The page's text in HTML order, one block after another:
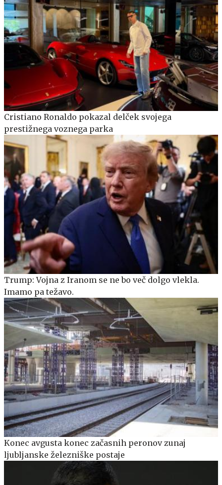
Cristiano Ronaldo pokazal delček svojega
prestižnega voznega parka
Trump: Vojna z Iranom se ne bo več dolgo vlekla.
Imamo pa težavo.
Konec avgusta konec začasnih peronov zunaj
ljubljanske železniške postaje